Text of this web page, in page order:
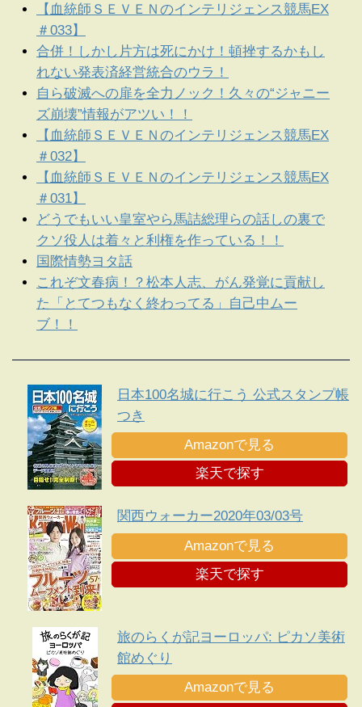
【血統師ＳＥＶＥＮのインテリジェンス競馬EX
＃033】
合併！しかし片方は死にかけ！頓挫するかもし
れない発表済経営統合のウラ！
自ら破滅への扉を全力ノック！久々の“ジャニー
ズ崩壊”情報がアツい！！
【血統師ＳＥＶＥＮのインテリジェンス競馬EX
＃032】
【血統師ＳＥＶＥＮのインテリジェンス競馬EX
＃031】
どうでもいい皇室やら馬詰総理らの話しの裏で
クソ役人は着々と利権を作っている！！
国際情勢ヨタ話
これぞ文春病！？松本人志、がん発覚に貢献し
た「とてつもなく終わってる」自己中ムー
ブ！！
日本100名城に行こう 公式スタンプ帳
つき
Amazonで見る
楽天で探す
関西ウォーカー2020年03/03号
Amazonで見る
楽天で探す
旅のらくが記ヨーロッパ: ピカソ美術
館めぐり
Amazonで見る